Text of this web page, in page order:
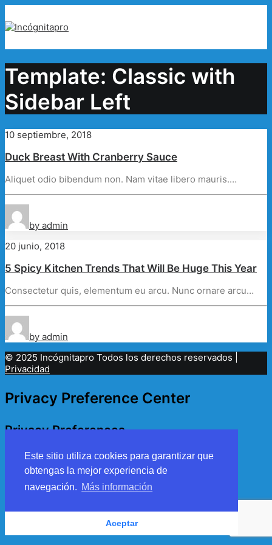
Este sitio utiliza cookies para garantizar que
obtengas la mejor experiencia de
navegación. Más información
Aceptar
Template: Classic with
Sidebar Left
10 septiembre, 2018
Duck Breast With Cranberry Sauce
Aliquet odio bibendum non. Nam vitae libero mauris.…
by admin
20 junio, 2018
5 Spicy Kitchen Trends That Will Be Huge This Year
Consectetur quis, elementum eu arcu. Nunc ornare arcu…
by admin
© 2025 Incógnitapro Todos los derechos reservados |
Privacidad
Privacy Preference Center
Privacy Preferences
Privacy Policy